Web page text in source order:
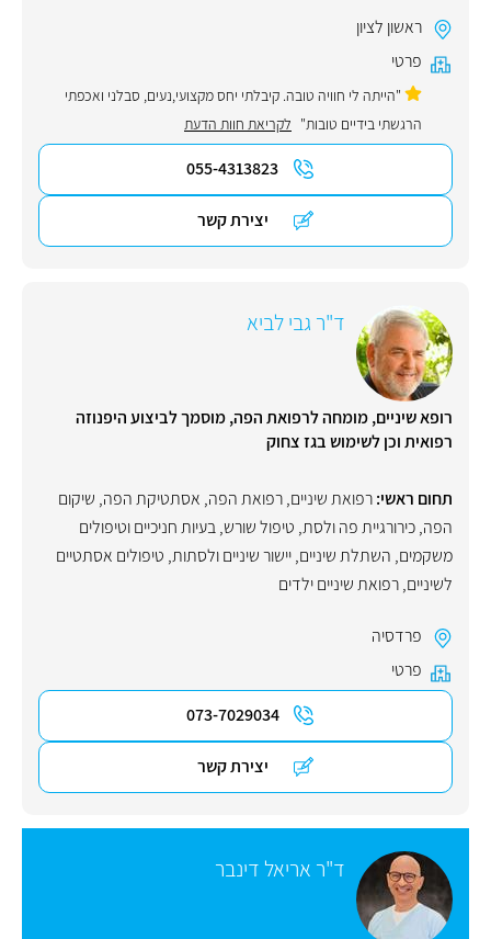
ראשון לציון
פרטי
"הייתה לי חוויה טובה. קיבלתי יחס מקצועי,נעים, סבלני ואכפתי
הרגשתי בידיים טובות" לקריאת חוות הדעת
055-4313823
יצירת קשר
ד"ר גבי לביא
רופא שיניים, מומחה לרפואת הפה, מוסמך לביצוע היפנוזה
רפואית וכן לשימוש בגז צחוק
תחום ראשי:רפואת שיניים,רפואת הפה, אסתטיקת הפה, שיקום
הפה,כירורגיית פה ולסת, טיפול שורש,בעיות חניכיים וטיפולים
משקמים, השתלת שיניים,יישור שיניים ולסתות, טיפולים אסתטיים
לשיניים,רפואת שיניים ילדים
פרדסיה
פרטי
073-7029034
יצירת קשר
ד"ר אריאל דינבר